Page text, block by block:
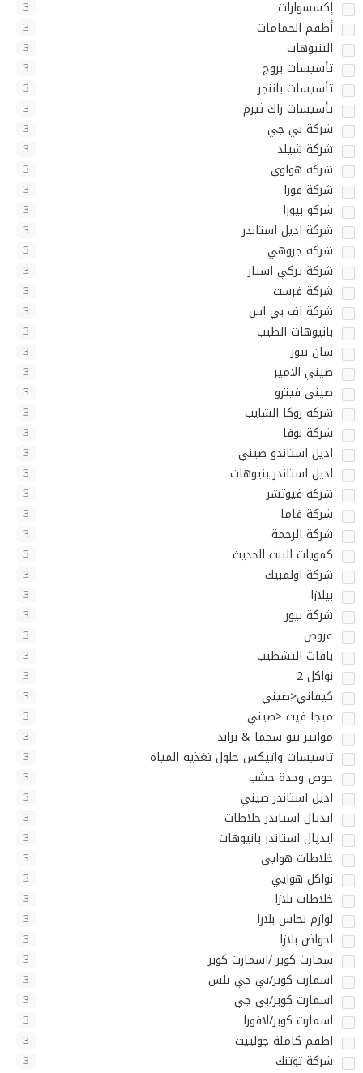
إكسسوارات 3
أطقم الحمامات 3
البنيوهات 3
تأسيسات بروج 3
تأسيسات باننجر 3
تأسيسات راك ثيرم 3
شركة بي جي 3
شركة شيلد 3
شركة هواوي 3
شركة فورا 3
شركو بيورا 3
شركة اديل استاندر 3
شركة جروهي 3
شركة تركي استار 3
شركة فرست 3
شركة اف بي اس 3
بانيوهات الطيب 3
سان بيور 3
صيني الامير 3
صيني فيترو 3
شركة روكا الشايب 3
شركة نوفا 3
اديل استاندو صيني 3
اديل استاندر بنيوهات 3
شركة فيوتشر 3
شركة فاما 3
شركة الرحمة 3
كمويات البنت الحديث 3
شركة اولمبيك 3
بيلازا 3
شركة بيور 3
عروض 3
باقات التشطيب 3
نواكل 2 3
كيفاني<صيني 3
ميجا فيت <صيني 3
مواتير نيو سجما & براند 3
تاسيسات واتيكس حلول تغذيه المياه 3
حوض وحدة خشب 3
اديل استاندر صيني 3
ايديال استاندر خلاطات 3
ايديال استاندر بانيوهات 3
خلاطات هوايي 3
نواكل هوايي 3
خلاطات بلازا 3
لوازم نحاس بلازا 3
احواض بلازا 3
سمارت كوبر /اسمارت كوبر 3
اسمارت كوبر/بي جي بلس 3
اسمارت كوبر/بي جي 3
اسمارت كوبر/لافورا 3
اطقم كاملة جولييت 3
شركة توتنك 3